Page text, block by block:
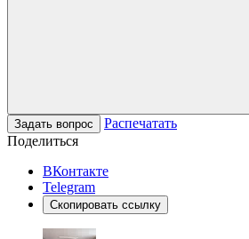
Задать вопрос
Распечатать
Поделиться
ВКонтакте
Telegram
Скопировать ссылку